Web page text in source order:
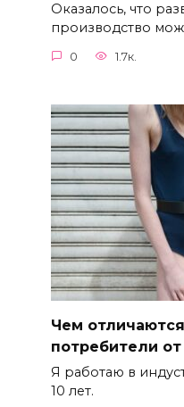
Оказалось, что
производство
0 1.7к.
Чем
потребители
Я работаю в
10 лет.